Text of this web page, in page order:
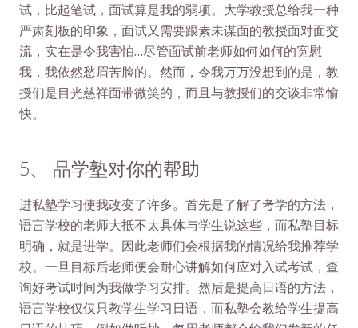
试，比起笔试，面试算是我的弱项。大学教授总给我一种
严肃刻板的印象，面试又需要跟素未谋面的教授面对面交
流，实在是令我害怕…尽管面试前老师如何如何的宽慰
我，我依然愁眉苦脸的。然而，令我万万没想到的是，教
授们是目光慈祥面带微笑的，而且与教授们的交谈非常愉
快。
5、 品学塾对你的帮助
进私塾学习使我改变了许多。首先是了解了考学的方法，
语言学校的老师大抵不太具体与学生说这些，而私塾目标
明确，就是进学。因此老师们会根据我的情况给我推荐学
校。一旦目标后老师便会耐心讲解如何应对入试考试，查
询好考试时间为我做学习安排。然后是提高日语的方法，
语言学校仅仅只教学生学习日语，而私塾会教给学生提高